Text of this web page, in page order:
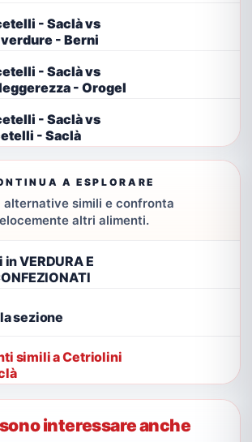
- Saclà vs
- Berni
- Saclà vs
- Orogel
- Saclà vs
- Saclà
A ESPLORARE
alternative simili e confronta
altri alimenti.
VERDURA E
sezione
simili a Cetriolini
interessare anche